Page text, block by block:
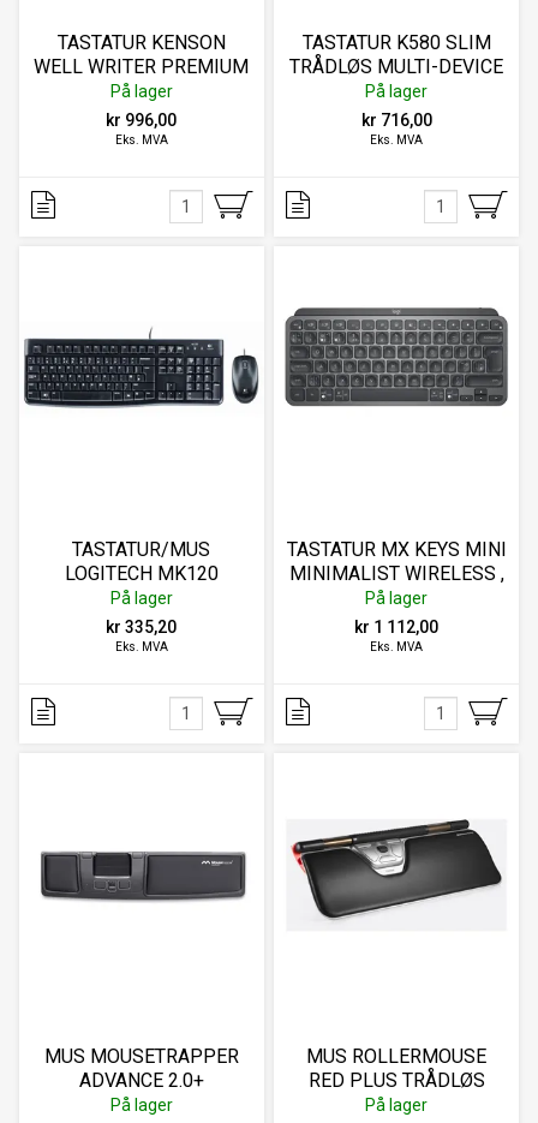
TASTATUR KENSON
WELL WRITER PREMIUM
På lager
kr 996,00
Eks. MVA
TASTATUR K580 SLIM
TRÅDLØS MULTI-DEVICE
BLUETOOTH
På lager
kr 716,00
Eks. MVA
TASTATUR/MUS
LOGITECH MK120
På lager
kr 335,20
Eks. MVA
TASTATUR MX KEYS MINI
MINIMALIST WIRELESS ,
GRAPHITE (NORDIC
På lager
kr 1 112,00
Eks. MVA
MUS MOUSETRAPPER
ADVANCE 2.0+
SORT/HVIT
På lager
MUS ROLLERMOUSE
RED PLUS TRÅDLØS
På lager